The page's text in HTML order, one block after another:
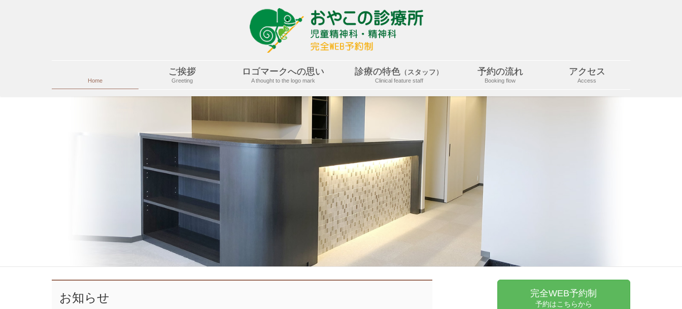
Home
ご挨拶
Greeting
ロゴマークへの思い
A thought to the logo mark
診療の特色 （スタッフ）
Clinical feature staff
予約の流れ
Booking flow
アクセス
Access
お知らせ 完全WEB予約制
予約はこちらから